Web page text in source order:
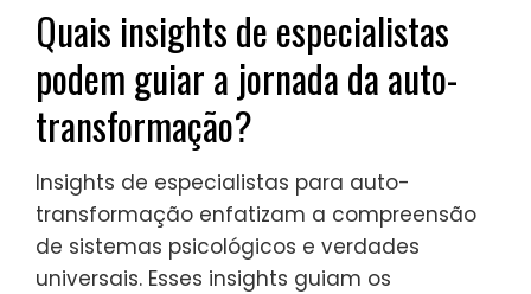
Quais insights de especialistas
podem guiar a jornada da auto-
transformação?
Insights de especialistas para auto-
transformação enfatizam a compreensão
de sistemas psicológicos e verdades
universais. Esses insights guiam os